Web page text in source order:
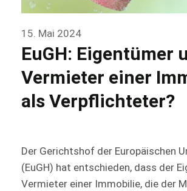
15. Mai 2024
EuGH: Eigentümer
Vermieter einer
als Verpflichteter?
Der Gerichtshof der Europäischen
(EuGH) hat entschieden, dass der
Vermieter einer Immobilie, die der